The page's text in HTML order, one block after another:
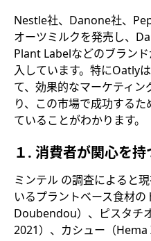
Nestle社、Danone社、
オーツミルクを発売し、
Plant Labelなどのブラン
入しています。特にOatly
て、効果的なマーケティ
り、この市場で成功する
ていることがわかります。
１. 消費者が関心を
ミンテル の調査によると
いるプラントベース食材の
Doubendou）、ピスタチ
2021）、カシュー（